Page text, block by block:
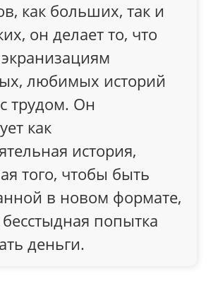
как больших, так и
он делает то, что
любимых историй
трудом. Он
как
история,
того, чтобы быть
в новом формате,
бесстыдная попытка
деньги.